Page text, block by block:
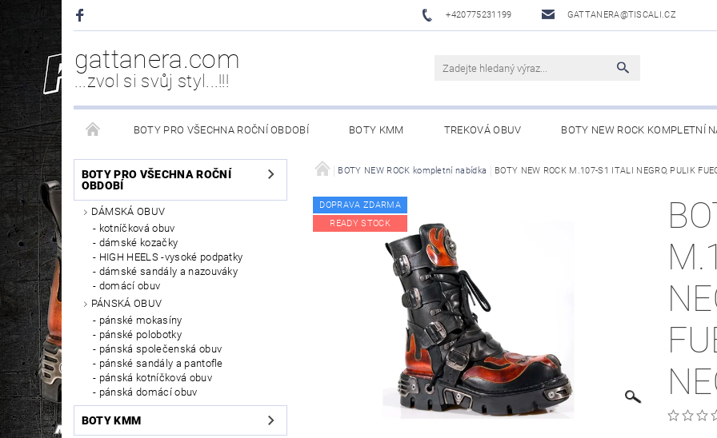
+420775231199 GATTANERA@TISCALI.CZ
gattanera.com
...zvol si svůj styl...!!!
BOTY PRO VŠECHNA ROČNÍ OBDOBÍ BOTY KMM TREKOVÁ OBUV BOTY NEW ROCK KOMPLETNÍ
NEW ROCK DOPLŇKY/NÁHRADNÍ DÍLY WESTERNOVÁ OBUV WESTERN BELTS /WESTERNOVÉ OPASKY/
PÉČE O OBUV
BOTY PRO VŠECHNA ROČNÍ
OBDOBÍ
DÁMSKÁ OBUV
kotníčková obuv
dámské kozačky
HIGH HEELS -vysoké podpatky
dámské sandály a nazouváky
domácí obuv
PÁNSKÁ OBUV
pánské mokasíny
pánské polobotky
pánská společenská obuv
pánské sandály a pantofle
pánská kotníčková obuv
pánská domácí obuv
BOTY KMM
BOTY NEW ROCK kompletní nabídka BOTY NEW ROCK M.107-S1 ITALI NEGRO, PULIK
DOPRAVA ZDARMA
READY STOCK